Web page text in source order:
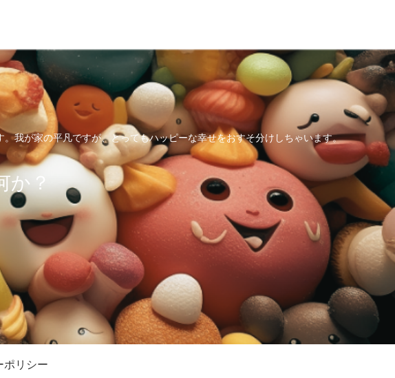
我が家の平凡ですが、とってもハッピーな幸せをおすそ分けしちゃいます。
か？
ポリシー